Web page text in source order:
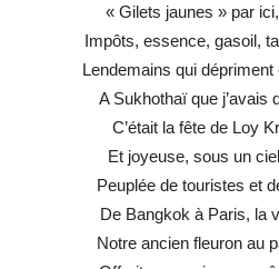
« Gilets jaunes » par
Impôts, essence, gasoil,
Lendemains qui
A Sukhothaï que j’avais
C’était la fête de Loy
Et joyeuse, sous un
Peuplée de touristes et
De Bangkok à Paris, la
Notre ancien fleuron au